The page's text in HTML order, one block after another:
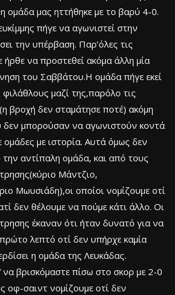
ομάδα μας ηττήθηκε με το βαρύ 4-0.
πήγε να αγωνιστεί στην
την υπέρβαση. Παρ’όλες τις
ήρθε να προστεθεί ακόμα άλλη μία
του Σαββάτου.Η ομάδα πήγε εκεί
μαζί της,παρόλο τις
βροχή δεν σταμάτησε ποτέ) ακόμη
δεν μπορούσαν να αγωνιστούν κοντά
με ιστορία. Αυτά όμως δεν
αντίπαλη ομάδα, και από τους
Μάντζιο,
Μωυσιάδη),οι οποίοι νομίζουμε οτί
δεν θέλουμε να πούμε κάτι άλλο. Οι
έκαναν ότι ήταν δυνατό για να
λεπτό οτί δεν υπήρχε καμία
η ομάδα της Λευκάδας.
να βρισκόμαστε πίσω στο σκορ με 2-0
οφ-σαιντ νομίζουμε οτί δεν